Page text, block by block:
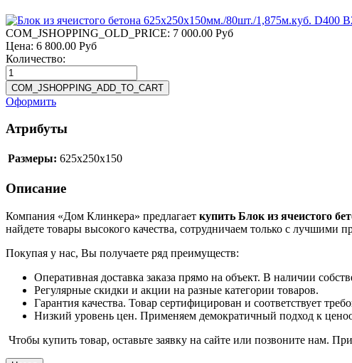
COM_JSHOPPING_OLD_PRICE: 7 000.00 Руб
Цена: 6 800.00 Руб
Количество:
Оформить
Атрибуты
Размеры: 625x250x150
Описание
Компания «Дом Клинкера» предлагает купить Блок из ячеистого
найдете товары высокого качества, сотрудничаем только с
Покупая у нас, Вы получаете ряд преимуществ:
Оперативная доставка заказа прямо на объект. В наличии
Регулярные скидки и акции на разные категории товаров.
Гарантия качества. Товар сертифицирован и соответствует
Низкий уровень цен. Применяем демократичный подход к
Чтобы купить товар, оставьте заявку на сайте или позвоните нам.